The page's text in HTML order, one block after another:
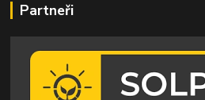
Partneři